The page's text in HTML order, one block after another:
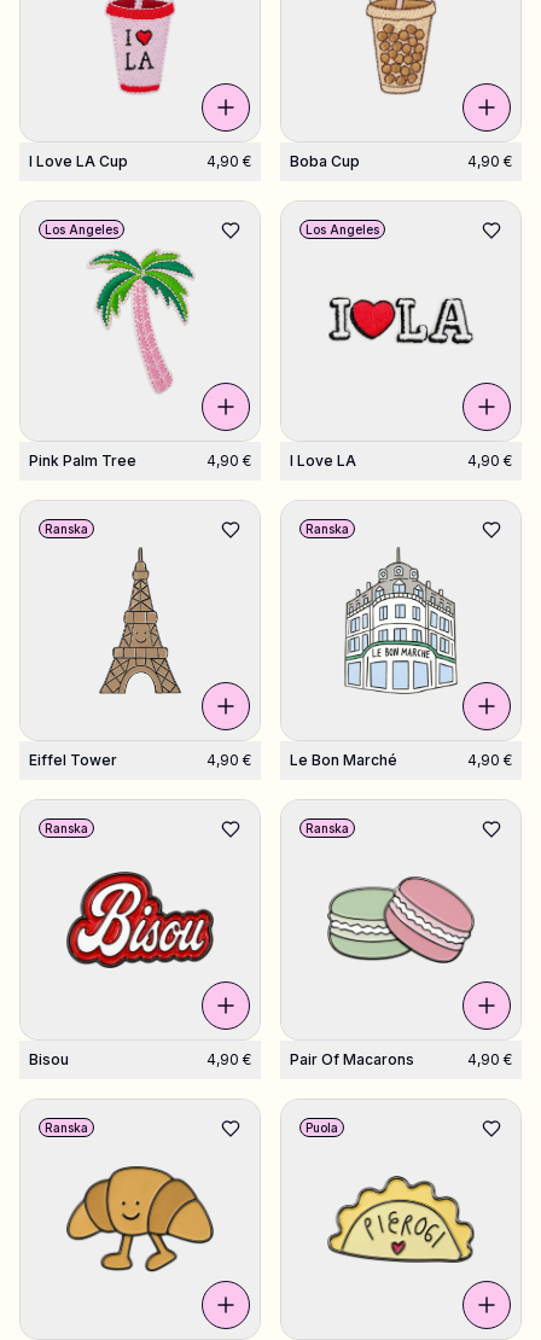
I Love LA Cup 4,90 € Boba Cup 4,90 €
Pink Palm Tree 4,90 €
Los Angeles
I Love LA 4,90 €
Los Angeles
Eiffel Tower 4,90 €
Ranska
Le Bon Marché 4,90 €
Ranska
Bisou 4,90 €
Ranska
Pair Of Macarons 4,90 €
Ranska
Ranska Puola